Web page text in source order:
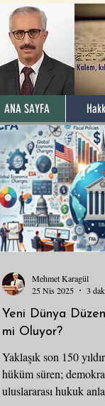
ANA SAYFA
Yeni Dünya
mi Oluyor?
Yaklaşık son 150
hüküm süren;
uluslararası hukuk
Mehmet Karagül
25 Nis 2025
3